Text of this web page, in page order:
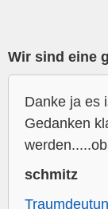
Wir sind eine
Danke ja es
Gedanken
schmitz